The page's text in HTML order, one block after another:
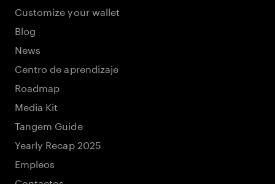
Customize your wallet
Blog
News
Centro de aprendizaje
Roadmap
Media Kit
Tangem Guide
Yearly Recap 2025
Empleos